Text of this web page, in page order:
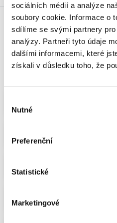
sociálních médií a analýze
soubory cookie. Informace o
sdílíme se svými partnery
analýzy. Partneři tyto údaje
dalšími informacemi, které
získali v důsledku toho, že
souhlasu
Nutné
Preferenční
Statistické
Marketingové
3. Ivana Stráská
4. Olga Bastlová